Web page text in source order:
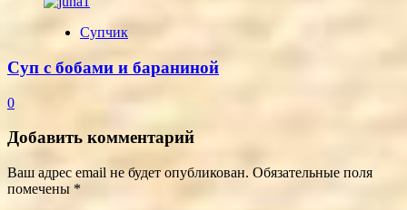
Супчик
Суп с бобами и бараниной
0
Добавить комментарий
Ваш адрес email не будет опубликован. Обязательные поля
помечены *